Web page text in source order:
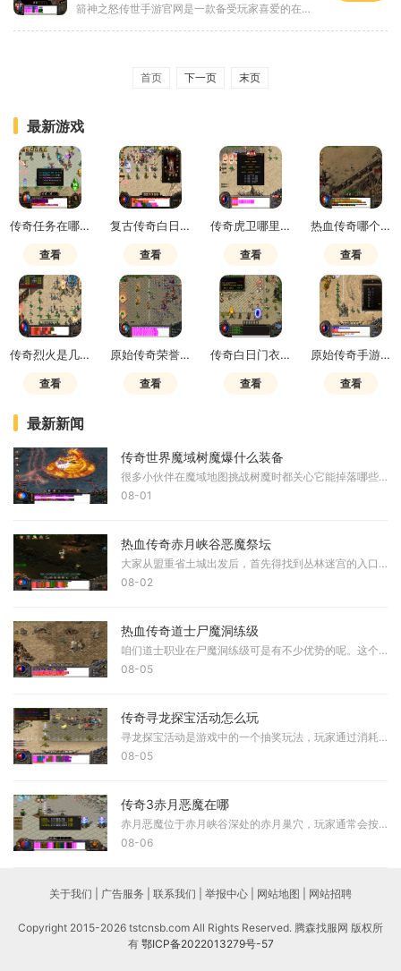
箭神之怒传世手游官网是一款备受玩家喜爱的在线游戏。作为一款角色扮演游戏，箭神之怒传世手游通过其独特的游戏玩法吸引了众多玩家的关注和参与。在这个虚拟的游戏世界中，玩
首页 下一页 末页
最新游戏
传奇任务在哪接任务
查看
复古传奇白日门龙人在哪打的
查看
传奇虎卫哪里招多少级能招
查看
热血传奇哪个职业适合平民玩家玩
查看
传奇烈火是几倍攻击的啊怎么打
查看
原始传奇荣誉勋章怎么升级
查看
传奇白日门衣服在哪里打孔的啊
查看
原始传奇手游无极真气提升多少
查看
最新新闻
传奇世界魔域树魔爆什么装备
很多小伙伴在魔域地图挑战树魔时都关心它能掉落哪些好东西，根据多方资料显示，树魔作为游戏中的高级怪物，其爆出的物品种类比较丰富，主要包括一些稀有装备和特殊道具，击败
08-01
热血传奇赤月峡谷恶魔祭坛
大家从盟重省土城出发后，首先得找到丛林迷宫的入口，然后沿着赤月峡谷的东边或南边入口一直往前走，就能到达峡谷广场啦。接着咱们要继续穿过左右回廊，才能抵达一个叫做抉择
08-02
热血传奇道士尸魔洞练级
咱们道士职业在尸魔洞练级可是有不少优势的呢。这个洞穴位于苍月岛上，里面主要刷新恶灵僵尸和恶灵尸王两种怪物，都是僵尸系列的变种。恶灵僵尸血量大约在180左右，外形像肉色
08-05
传奇寻龙探宝活动怎么玩
寻龙探宝活动是游戏中的一个抽奖玩法，玩家通过消耗寻宝钥匙或钻石来抽取奖励。每次抽取需要200钻或者一个钥匙，概率公开，有保底机制保证投入不会白费。参与活动可以获得装备
08-05
传奇3赤月恶魔在哪
赤月恶魔位于赤月峡谷深处的赤月巢穴，玩家通常会按照特定的路线前往这个区域，许多玩家在挑战这个强大的首领生物时往往面临路径选择和战斗策略上的困难，需要掌握正确的方法
08-06
关于我们 | 广告服务 | 联系我们 | 举报中心 | 网站地图 | 网站招聘
Copyright 2015-2026 tstcnsb.com All Rights Reserved. 腾森找服网 版权所
有 鄂ICP备2022013279号-57